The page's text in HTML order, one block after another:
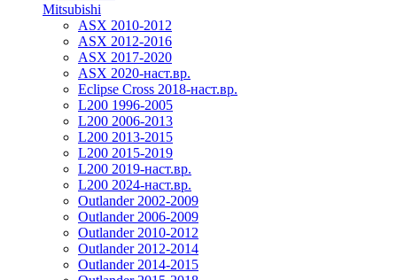
Mitsubishi
ASX 2010-2012
ASX 2012-2016
ASX 2017-2020
ASX 2020-наст.вр.
Eclipse Cross 2018-наст.вр.
L200 1996-2005
L200 2006-2013
L200 2013-2015
L200 2015-2019
L200 2019-наст.вр.
L200 2024-наст.вр.
Outlander 2002-2009
Outlander 2006-2009
Outlander 2010-2012
Outlander 2012-2014
Outlander 2014-2015